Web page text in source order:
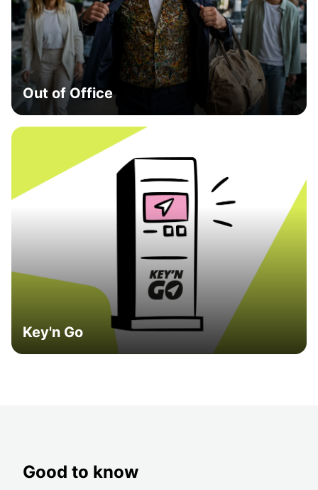
Out of Office
Key'n Go
Good to know